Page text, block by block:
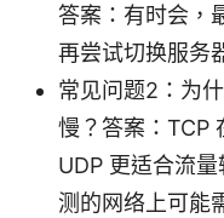
答案：有时会，
再尝试切换服务
常见问题2：为
慢？答案：TCP
UDP 更适合流
测的网络上可能